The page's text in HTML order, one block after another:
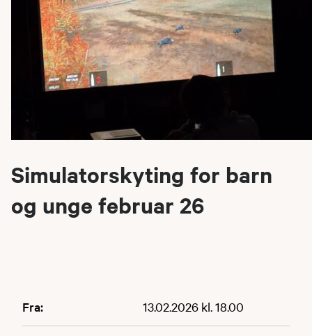
Simulatorskyting for barn
og unge februar 26
Fra: 13.02.2026 kl. 18.00